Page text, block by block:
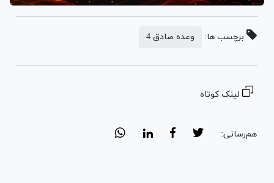
برچسب ها: وعده صادق 4
لینک کوتاه
هم‌رسانی: